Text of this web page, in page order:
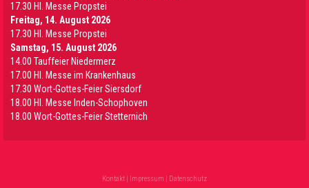
17.30 Hl. Messe Propstei
Freitag, 14. August 2026
17.30 Hl. Messe Propstei
Samstag, 15. August 2026
14.00 Tauffeier Niedermerz
17.00 Hl. Messe im Krankenhaus
17.30 Wort-Gottes-Feier Siersdorf
18.00 Hl. Messe Inden-Schophoven
18.00 Wort-Gottes-Feier Stetternich
Kontakt | Impressum | Datenschutz